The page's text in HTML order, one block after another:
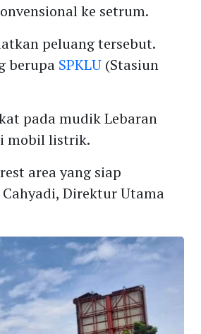
ke setrum.
peluang tersebut.
berupa SPKLU (Stasiun
pada mudik Lebaran
mobil listrik.
area yang siap
Direktur Utama